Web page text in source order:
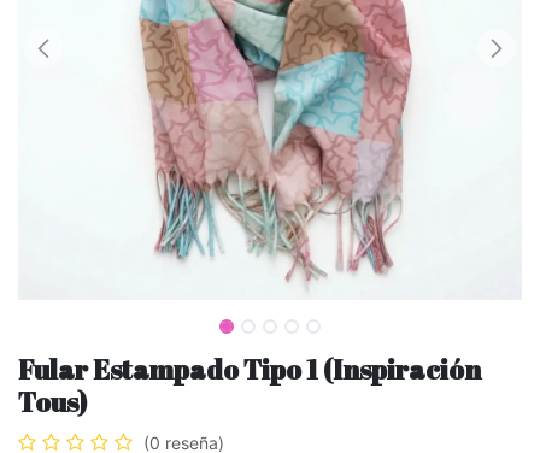
Fular Estampado Tipo 1 (Inspiración
Tous)
(0 reseña)